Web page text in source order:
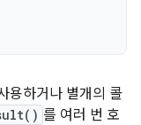
용하거나 별개의 콜
를 여러 번 호